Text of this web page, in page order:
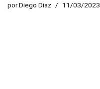
porDiego Diaz 11/03/2023